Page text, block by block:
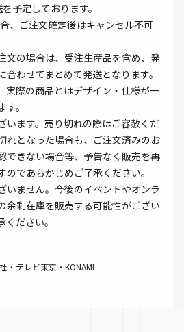
予定しております。
、ご注文確定後はキャンセル不可
文の場合は、受注生産品を含め、発
わせてまとめて発送となります。
実際の商品とはデザイン・仕様が一
。
います。売り切れの際はご容赦くだ
れとなった場合も、ご注文済みのお
できない場合等、予告なく販売を再
のであらかじめご了承ください。
いません。今後のイベントやオンラ
余剰在庫を販売する可能性がござい
ださい。
・テレビ東京・KONAMI